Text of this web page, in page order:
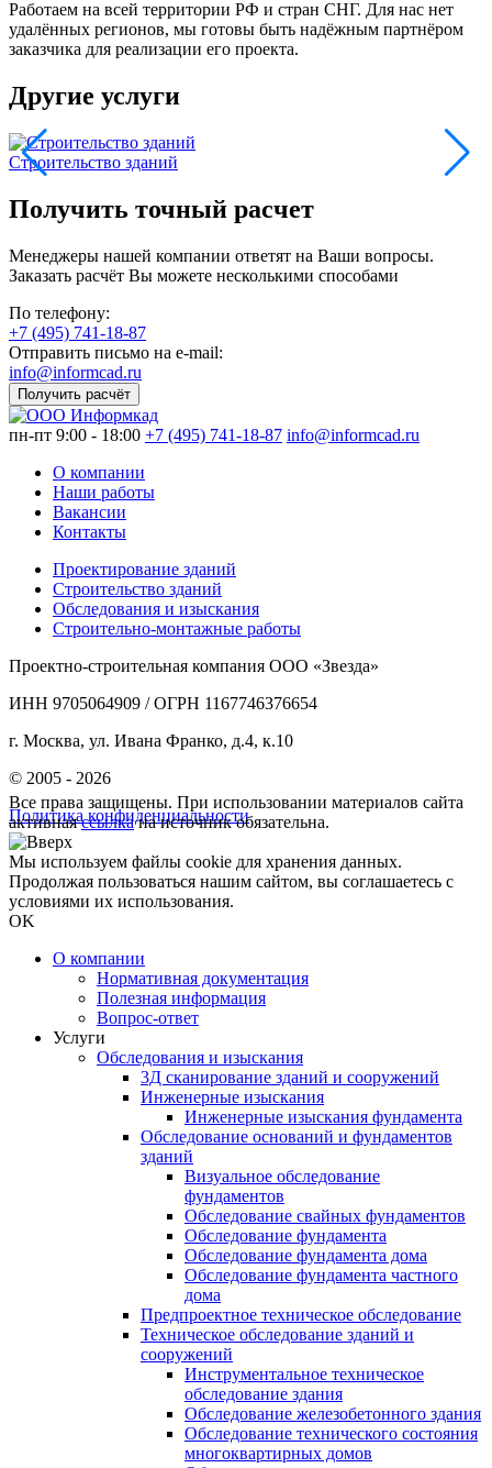
Работаем на всей территории РФ и стран СНГ. Для нас нет
удалённых регионов, мы готовы быть надёжным партнёром
заказчика для реализации его проекта.
Другие услуги
Строительство зданий
Получить точный расчет
Менеджеры нашей компании ответят на Ваши вопросы.
Заказать расчёт Вы можете несколькими способами
По телефону:
+7 (495) 741-18-87
Отправить письмо на e-mail:
info@informcad.ru
Получить расчёт
пн-пт 9:00 - 18:00 +7 (495) 741-18-87 info@informcad.ru
О компании
Наши работы
Вакансии
Контакты
Проектирование зданий
Строительство зданий
Обследования и изыскания
Строительно-монтажные работы
Проектно-строительная компания ООО «Звезда»
ИНН 9705064909 / ОГРН 1167746376654
г. Москва, ул. Ивана Франко, д.4, к.10
© 2005 - 2026
Политика конфиденциальности
Все права защищены. При использовании материалов сайта
активнаяссылкана источник обязательна.
Мы используем файлы cookie для хранения данных.
Продолжая пользоваться нашим сайтом, вы соглашаетесь с
условиями их использования.
OK
О компании
Нормативная документация
Полезная информация
Вопрос-ответ
Услуги
Обследования и изыскания
3Д сканирование зданий и сооружений
Инженерные изыскания
Инженерные изыскания фундамента
Обследование оснований и фундаментов
зданий
Визуальное обследование
фундаментов
Обследование свайных фундаментов
Обследование фундамента
Обследование фундамента дома
Обследование фундамента частного
дома
Предпроектное техническое обследование
Техническое обследование зданий и
сооружений
Инструментальное техническое
обследование здания
Обследование железобетонного здания
Обследование технического состояния
многоквартирных домов